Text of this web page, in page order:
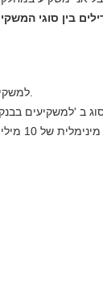
בין סוגי